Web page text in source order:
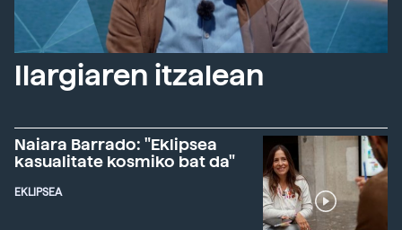
Ilargiaren itzalean
Naiara Barrado: "Eklipsea
kasualitate kosmiko bat da"
EKLIPSEA